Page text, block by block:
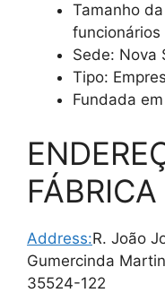
Tamanho
funcionários
Sede: Nova
Tipo:
Fundada
Address:R. João
Gumercinda
35524-122